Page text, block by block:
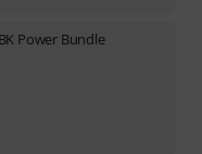
Power Bundle